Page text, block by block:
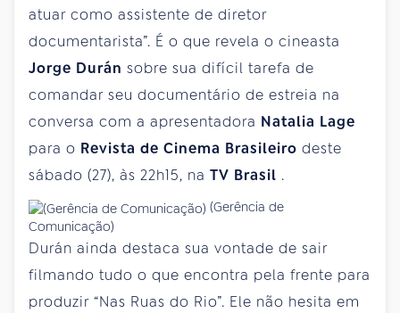
atuar como assistente de diretor
documentarista”. É o que revela o cineasta
Jorge Durán sobre sua difícil tarefa de
comandar seu documentário de estreia na
conversa com a apresentadora Natalia Lage
para o Revista de Cinema Brasileiro deste
sábado (27), às 22h15, na TV Brasil .
(Gerência de
Comunicação)
Durán ainda destaca sua vontade de sair
filmando tudo o que encontra pela frente para
produzir “Nas Ruas do Rio”. Ele não hesita em